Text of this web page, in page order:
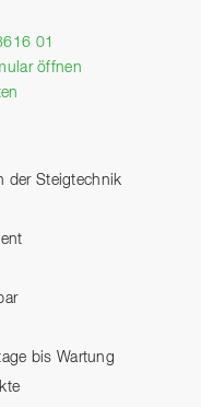
01
öffnen
der Steigtechnik
bis Wartung